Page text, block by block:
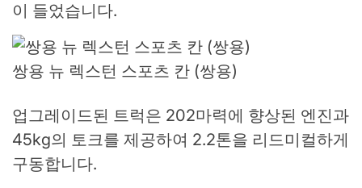
이 들었습니다.
쌍용 뉴 렉스턴 스포츠 칸 (쌍용)
업그레이드된 트럭은 202마력에 향상된 엔진과
45kg의 토크를 제공하여 2.2톤을 리드미컬하게
구동합니다.